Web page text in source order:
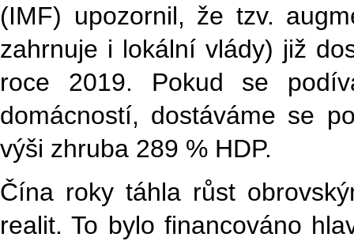
(IMF) upozornil, že tzv.
zahrnuje i lokální vlády) již
roce 2019. Pokud se
domácností, dostáváme se
výši zhruba 289 % HDP.
Čína roky táhla růst
realit. To bylo financováno